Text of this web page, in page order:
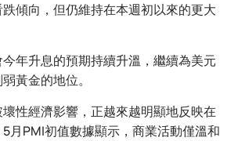
傾向，但仍維持在本週初以來的更大
年升息的預期持續升溫，繼續為美元
黃金的地位。
性經濟影響，正越來越明顯地反映在
月PMI初值數據顯示，商業活動僅溫和